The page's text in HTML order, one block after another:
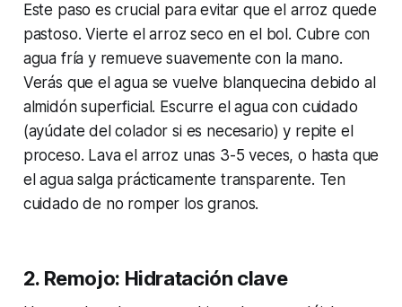
Este paso es crucial para evitar que el arroz quede
pastoso. Vierte el arroz seco en el bol. Cubre con
agua fría y remueve suavemente con la mano.
Verás que el agua se vuelve blanquecina debido al
almidón superficial. Escurre el agua con cuidado
(ayúdate del colador si es necesario) y repite el
proceso. Lava el arroz unas 3-5 veces, o hasta que
el agua salga prácticamente transparente. Ten
cuidado de no romper los granos.
2. Remojo: Hidratación clave